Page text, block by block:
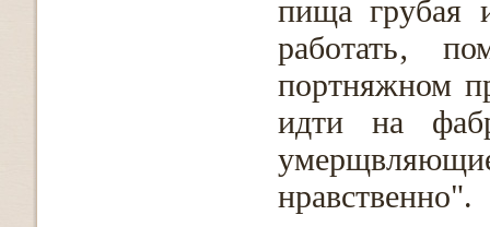
пища грубая
работать‚
портняжном
идти на
нравственно".